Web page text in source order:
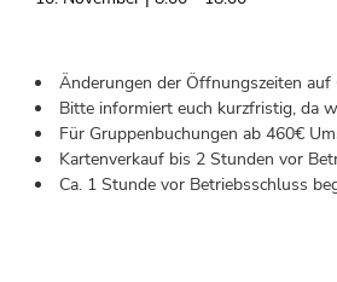
Änderungen der Öffnungszeiten
Bitte informiert euch kurzfristig, da
Für Gruppenbuchungen ab 460€
Kartenverkauf bis 2 Stunden vor
Ca. 1 Stunde vor Betriebsschluss